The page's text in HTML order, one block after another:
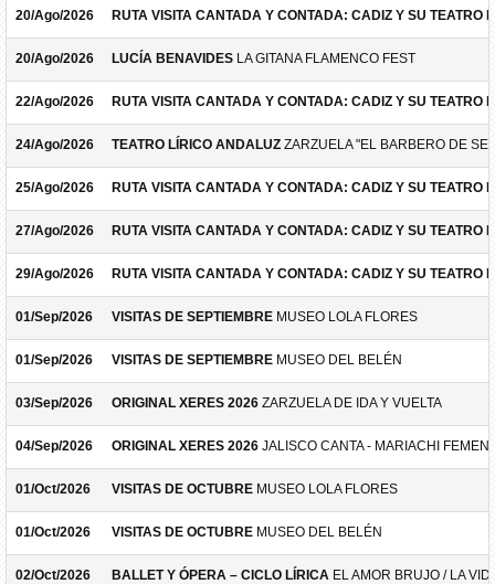
20/Ago/2026 RUTA VISITA CANTADA Y CONTADA: CADIZ Y SU TEATRO
20/Ago/2026 LUCÍA BENAVIDES LA GITANA FLAMENCO FEST
22/Ago/2026 RUTA VISITA CANTADA Y CONTADA: CADIZ Y SU TEATRO
24/Ago/2026 TEATRO LÍRICO ANDALUZ ZARZUELA "EL BARBERO DE
25/Ago/2026 RUTA VISITA CANTADA Y CONTADA: CADIZ Y SU TEATRO
27/Ago/2026 RUTA VISITA CANTADA Y CONTADA: CADIZ Y SU TEATRO
29/Ago/2026 RUTA VISITA CANTADA Y CONTADA: CADIZ Y SU TEATRO
01/Sep/2026 VISITAS DE SEPTIEMBRE MUSEO LOLA FLORES
01/Sep/2026 VISITAS DE SEPTIEMBRE MUSEO DEL BELÉN
03/Sep/2026 ORIGINAL XERES 2026 ZARZUELA DE IDA Y VUELTA
04/Sep/2026 ORIGINAL XERES 2026 JALISCO CANTA - MARIACHI
01/Oct/2026 VISITAS DE OCTUBRE MUSEO LOLA FLORES
01/Oct/2026 VISITAS DE OCTUBRE MUSEO DEL BELÉN
02/Oct/2026 BALLET Y ÓPERA – CICLO LÍRICA EL AMOR BRUJO / LA